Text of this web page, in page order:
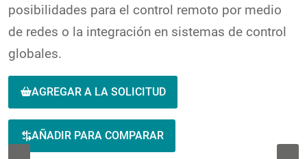
posibilidades para el control remoto por medio
de redes o la integración en sistemas de control
globales.
AGREGAR A LA SOLICITUD
AÑADIR PARA COMPARAR